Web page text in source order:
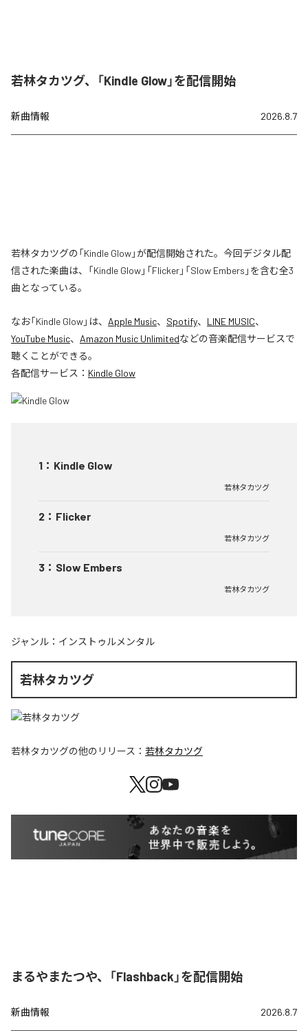
若林タカツグ、「Kindle Glow」を配信開始
新曲情報 2026.8.7
若林タカツグの「Kindle Glow」が配信開始された。今回デジタル配
信された楽曲は、「Kindle Glow」「Flicker」「Slow Embers」を含む全3
曲となっている。
なお「Kindle Glow」は、 Apple Music、 Spotify、 LINE MUSIC、
YouTube Music、 Amazon Music Unlimitedなどの音楽配信サービスで
聴くことができる。
各配信サービス： Kindle Glow
1 ： Kindle Glow
若林タカツグ
2 ： Flicker
若林タカツグ
3 ： Slow Embers
若林タカツグ
ジャンル： インストゥルメンタル
若林タカツグ
若林タカツグの他のリリース： 若林タカツグ
まるやまたつや、「Flashback」を配信開始
新曲情報 2026.8.7